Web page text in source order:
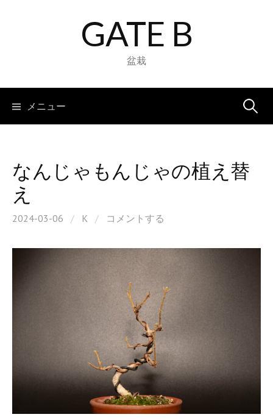
キ
GATE B
盆栽
メニュー 検
なんじゃもんじゃの植え替
え
2024-03-06 / K / コメントする